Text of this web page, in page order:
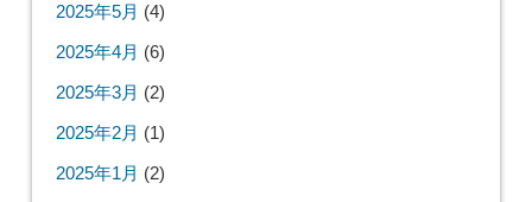
2025年5月 (4)
2025年4月 (6)
2025年3月 (2)
2025年2月 (1)
2025年1月 (2)